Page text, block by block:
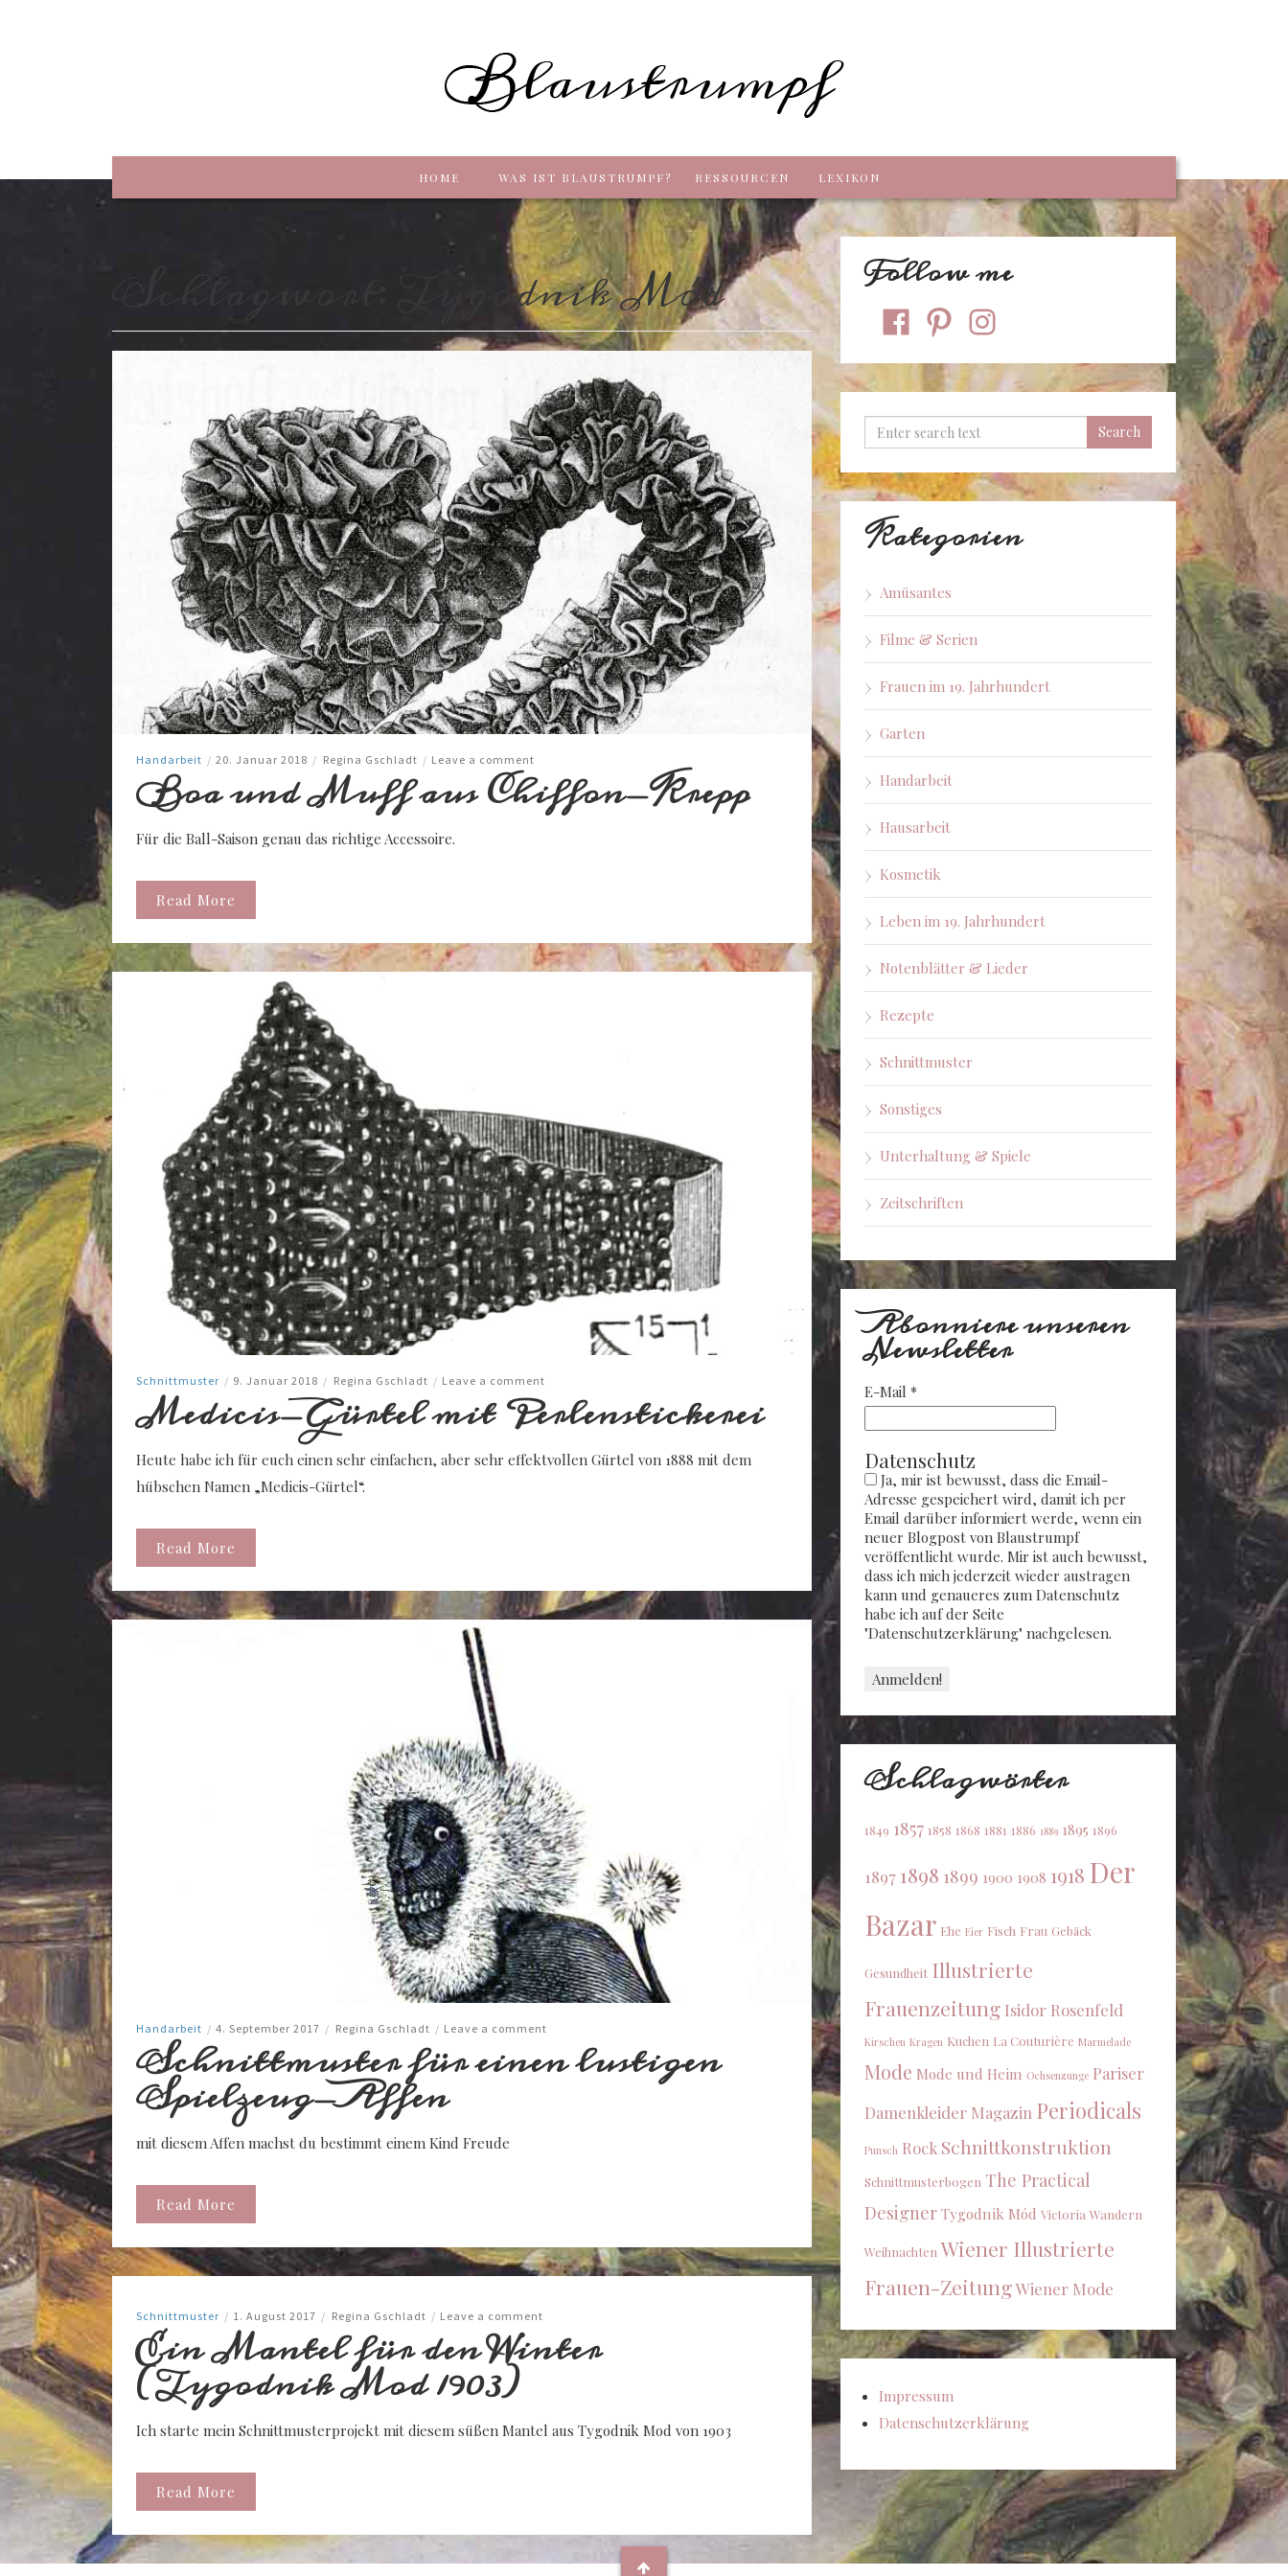
Blaustrumpf
HOME WAS IST BLAUSTRUMPF? RESSOURCEN LEXIKON
Tygodnik Mód
Handarbeit / 20. Januar 2018 / Regina Gschladt / Leave a comment
Boa und Muff aus Chiffon-Krepp
Für die Ball-Saison genau das richtige Accessoire.
Read More
Schnittmuster / 9. Januar 2018 / Regina Gschladt / Leave a comment
Medicis-Gürtel mit Perlenstickerei
Heute habe ich für euch einen sehr einfachen, aber sehr effektvollen Gürtel von 1888 mit dem
hübschen Namen „Medicis-Gürtel“.
Read More
Handarbeit / 4. September 2017 / Regina Gschladt / Leave a comment
Schnittmuster für einen lustigen
Spielzeug-Affen
mit diesem Affen machst du bestimmt einem Kind Freude
Read More
Schnittmuster / 1. August 2017 / Regina Gschladt / Leave a comment
Ein Mantel für den Winter
(Tygodnik Mod 1903)
Ich starte mein Schnittmusterprojekt mit diesem süßen Mantel aus Tygodnik Mod von 1903
Read More
Follow me
facebookpinterestinstagram
Kategorien
Amüsantes
Filme & Serien
Frauen im 19. Jahrhundert
Garten
Handarbeit
Hausarbeit
Kosmetik
Leben im 19. Jahrhundert
Notenblätter & Lieder
Rezepte
Schnittmuster
Sonstiges
Unterhaltung & Spiele
Zeitschriften
Abonniere unseren
Newsletter
E-Mail *
Datenschutz
Ja, mir ist bewusst, dass die Email-
Adresse gespeichert wird, damit ich per
Email darüber informiert werde, wenn ein
neuer Blogpost von Blaustrumpf
veröffentlicht wurde. Mir ist auch bewusst,
dass ich mich jederzeit wieder austragen
kann und genaueres zum Datenschutz
habe ich auf der Seite
"Datenschutzerklärung" nachgelesen.
Schlagwörter
1849 1857 1858 1868 1881 1886 1889 1895 1896
18971898 1899 1900 1908 1918 Der
Bazar Ehe Eier Fisch Frau Gebäck
Gesundheit Illustrierte
Frauenzeitung Isidor Rosenfeld
Kirschen Kragen Kuchen La Couturière Marmelade
Mode Mode und Heim Ochsenzunge Pariser
Damenkleider Magazin Periodicals
Punsch Rock Schnittkonstruktion
Schnittmusterbogen The Practical
Designer Tygodnik Mód Victoria Wandern
Weihnachten Wiener Illustrierte
Frauen-ZeitungWiener Mode
Impressum
Datenschutzerklärung